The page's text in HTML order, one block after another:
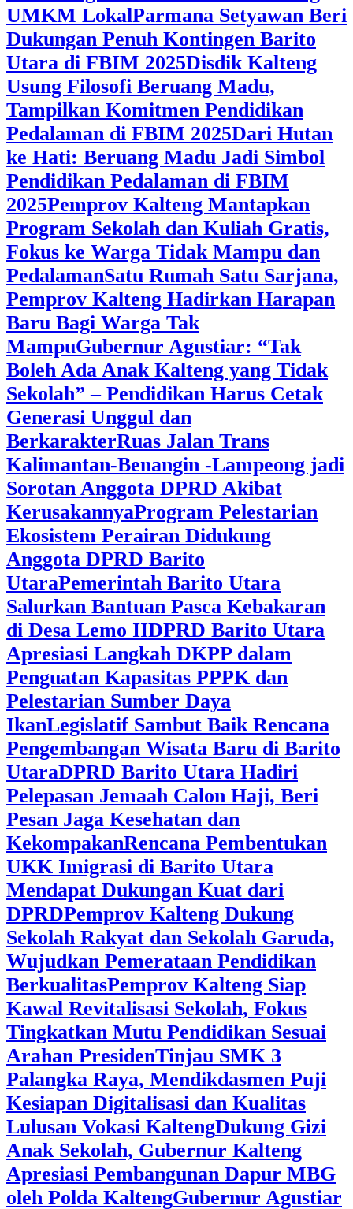
UMKM LokalParmana Setyawan Beri
Dukungan Penuh Kontingen Barito
Utara di FBIM 2025Disdik Kalteng
Usung Filosofi Beruang Madu,
Tampilkan Komitmen Pendidikan
Pedalaman di FBIM 2025‎Dari Hutan
ke Hati: Beruang Madu Jadi Simbol
Pendidikan Pedalaman di FBIM
2025‎Pemprov Kalteng Mantapkan
Program Sekolah dan Kuliah Gratis,
Fokus ke Warga Tidak Mampu dan
Pedalaman‎Satu Rumah Satu Sarjana,
Pemprov Kalteng Hadirkan Harapan
Baru Bagi Warga Tak
Mampu‎Gubernur Agustiar: “Tak
Boleh Ada Anak Kalteng yang Tidak
Sekolah” – Pendidikan Harus Cetak
Generasi Unggul dan
BerkarakterRuas Jalan Trans
Kalimantan-Benangin -Lampeong jadi
Sorotan Anggota DPRD Akibat
KerusakannyaProgram Pelestarian
Ekosistem Perairan Didukung
Anggota DPRD Barito
UtaraPemerintah Barito Utara
Salurkan Bantuan Pasca Kebakaran
di Desa Lemo IIDPRD Barito Utara
Apresiasi Langkah DKPP dalam
Penguatan Kapasitas PPPK dan
Pelestarian Sumber Daya
IkanLegislatif Sambut Baik Rencana
Pengembangan Wisata Baru di Barito
UtaraDPRD Barito Utara Hadiri
Pelepasan Jemaah Calon Haji, Beri
Pesan Jaga Kesehatan dan
KekompakanRencana Pembentukan
UKK Imigrasi di Barito Utara
Mendapat Dukungan Kuat dari
DPRD‎Pemprov Kalteng Dukung
Sekolah Rakyat dan Sekolah Garuda,
Wujudkan Pemerataan Pendidikan
Berkualitas‎Pemprov Kalteng Siap
Kawal Revitalisasi Sekolah, Fokus
Tingkatkan Mutu Pendidikan Sesuai
Arahan Presiden‎Tinjau SMK 3
Palangka Raya, Mendikdasmen Puji
Kesiapan Digitalisasi dan Kualitas
Lulusan Vokasi Kalteng‎Dukung Gizi
Anak Sekolah, Gubernur Kalteng
Apresiasi Pembangunan Dapur MBG
oleh Polda Kalteng‎Gubernur Agustiar